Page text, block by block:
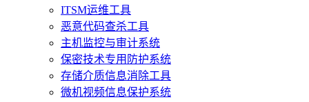
ITSM运维工具
恶意代码查杀工具
主机监控与审计系统
保密技术专用防护系统
存储介质信息消除工具
微机视频信息保护系统